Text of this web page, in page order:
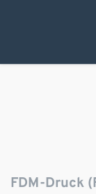
FDM-Druck